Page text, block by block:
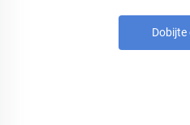
Dobijte